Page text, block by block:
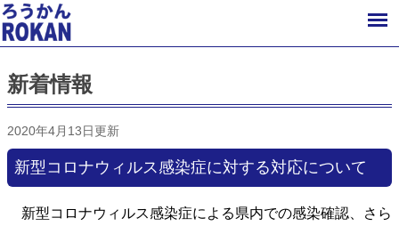
新着情報
2020年4月13日更新
新型コロナウィルス感染症に対する対応について
新型コロナウィルス感染症による県内での感染確認、さら